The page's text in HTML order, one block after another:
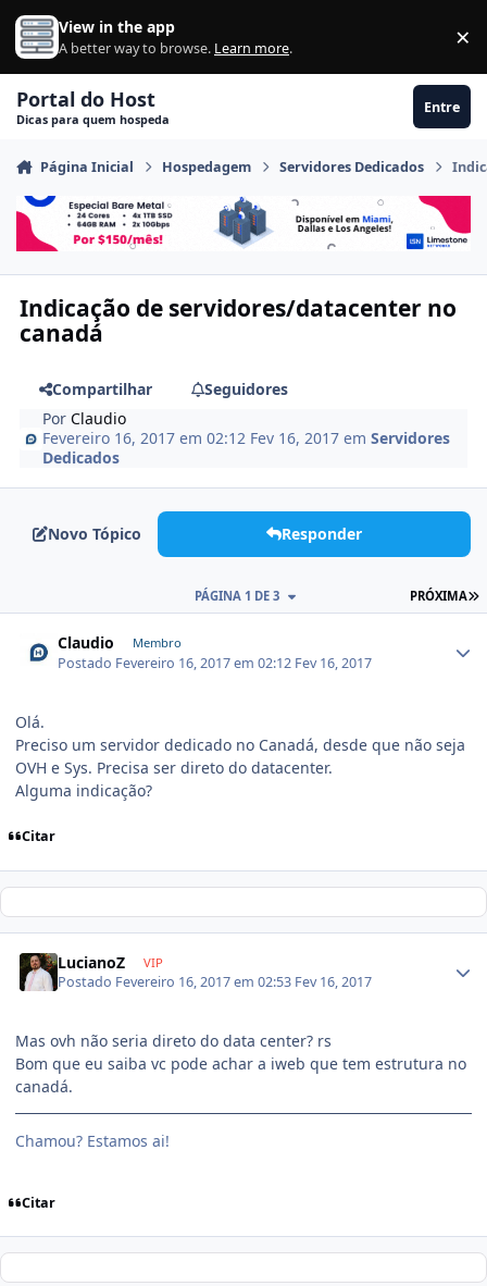
Ir para conteúdo
View in the app
A better way to browse. Learn more. ×
Portal do Host
Dicas para quem hospeda
Entre
Página Inicial Hospedagem Servidores Dedicados
Indicação de servidores/datacenter no
canadá
Compartilhar
Seguidores
PorClaudio
Fevereiro 16, 2017 em 02:12 Fev 16, 2017 emServidores
Dedicados
Novo Tópico Responder
PRÓXIMA
PÁGINA 1 DE 3
Claudio Membro
Postado Fevereiro 16, 2017 em 02:12 Fev 16, 2017
Olá.
Preciso um servidor dedicado no Canadá, desde que não seja
OVH e Sys. Precisa ser direto do datacenter.
Alguma indicação?
Citar
LucianoZ VIP
Postado Fevereiro 16, 2017 em 02:53 Fev 16, 2017
Mas ovh não seria direto do data center? rs
Bom que eu saiba vc pode achar a iweb que tem estrutura no
canadá.
Chamou? Estamos ai!
Citar